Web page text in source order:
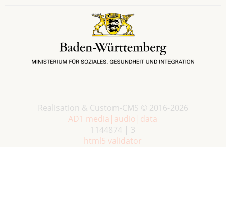
Realisation & Custom-CMS © 2016-2026
AD1 media|audio|data
1144874 | 3
html5 validator